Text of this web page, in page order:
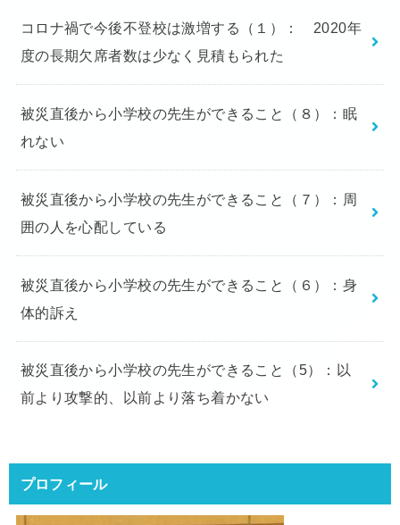
コロナ禍で今後不登校は激増する（１）： 2020年
度の長期欠席者数は少なく見積もられた
被災直後から小学校の先生ができること（８）：眠
れない
被災直後から小学校の先生ができること（７）：周
囲の人を心配している
被災直後から小学校の先生ができること（６）：身
体的訴え
被災直後から小学校の先生ができること（5）：以
前より攻撃的、以前より落ち着かない
プロフィール